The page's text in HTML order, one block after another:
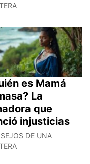
es Mamá
La
que
injusticias
DE UNA